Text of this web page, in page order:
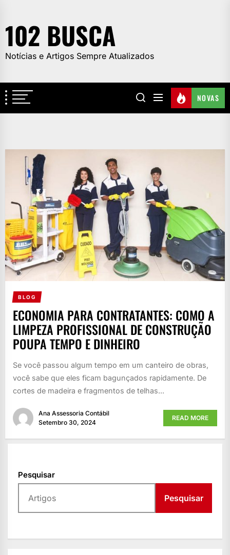
the
content
102 BUSCA
Notícias e Artigos Sempre Atualizados
NOVAS
BLOG
ECONOMIA PARA CONTRATANTES: COMO A
LIMPEZA PROFISSIONAL DE CONSTRUÇÃO
POUPA TEMPO E DINHEIRO
Se você passou algum tempo em um canteiro de obras,
você sabe que eles ficam bagunçados rapidamente. De
cortes de madeira e fragmentos de telhas...
Ana Assessoria Contábil
Setembro 30, 2024
READ MORE
Pesquisar
Pesquisar